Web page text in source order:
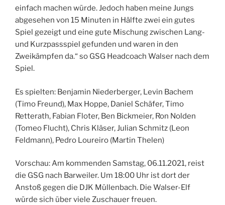
einfach machen würde. Jedoch haben meine Jungs
abgesehen von 15 Minuten in Hälfte zwei ein gutes
Spiel gezeigt und eine gute Mischung zwischen Lang-
und Kurzpassspiel gefunden und waren in den
Zweikämpfen da.“ so GSG Headcoach Walser nach dem
Spiel.
Es spielten: Benjamin Niederberger, Levin Bachem
(Timo Freund), Max Hoppe, Daniel Schäfer, Timo
Retterath, Fabian Floter, Ben Bickmeier, Ron Nolden
(Tomeo Flucht), Chris Kläser, Julian Schmitz (Leon
Feldmann), Pedro Loureiro (Martin Thelen)
Vorschau: Am kommenden Samstag, 06.11.2021, reist
die GSG nach Barweiler. Um 18:00 Uhr ist dort der
Anstoß gegen die DJK Müllenbach. Die Walser-Elf
würde sich über viele Zuschauer freuen.